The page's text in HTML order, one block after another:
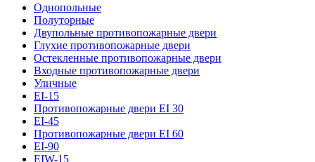
Однопольные
Полуторные
Двупольные противопожарные двери
Глухие противопожарные двери
Остекленные противопожарные двери
Входные противопожарные двери
Уличные
EI-15
Противопожарные двери EI 30
EI-45
Противопожарные двери EI 60
EI-90
EIW-15